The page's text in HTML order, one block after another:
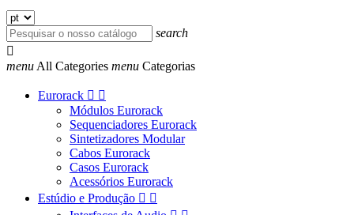
search

menu All Categories menu Categorias
Eurorack  
Módulos Eurorack
Sequenciadores Eurorack
Sintetizadores Modular
Cabos Eurorack
Casos Eurorack
Acessórios Eurorack
Estúdio e Produção  